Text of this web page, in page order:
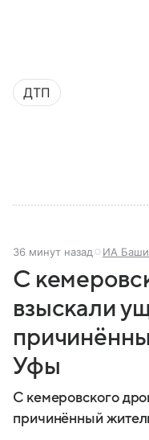
ДТП
36 минут назад ИА
С
взыскали
Уфы
С кемеровского
причинённый